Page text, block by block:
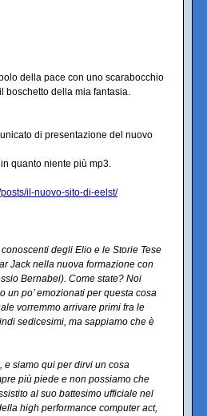
della pace con uno scarabocchio
boschetto della mia fantasia.
di presentazione del nuovo
quanto niente più mp3.
il-nuovo-sito-di-eelst/
degli Elio e le Storie Tese
Jack nella nuova formazione con
Bernabei). Come state? Noi
un po’ emozionati per questa cosa
vorremmo arrivare primi fra le
sedicesimi, ma sappiamo che è
e siamo qui per dirvi un cosa
più piede e non possiamo che
al suo battesimo ufficiale nel
high performance computer act,